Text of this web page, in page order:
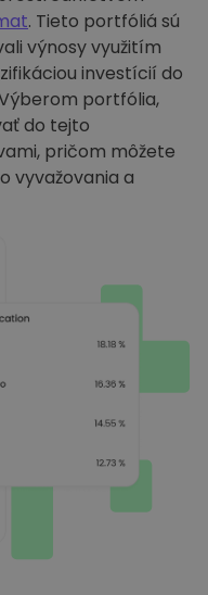
. Tieto portfóliá sú
výnosy využitím
investícií do
portfólia,
do tejto
pričom môžete
vyvažovania a